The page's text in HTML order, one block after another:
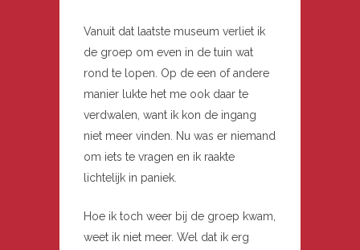
Vanuit dat laatste museum verliet ik
de groep om even in de tuin wat
rond te lopen. Op de een of andere
manier lukte het me ook daar te
verdwalen, want ik kon de ingang
niet meer vinden. Nu was er niemand
om iets te vragen en ik raakte
lichtelijk in paniek.
Hoe ik toch weer bij de groep kwam,
weet ik niet meer. Wel dat ik erg